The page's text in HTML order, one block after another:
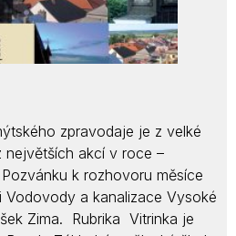
zpravodaje je z velké
akcí v roce –
k rozhovoru měsíce
Vodovody a kanalizace Vysoké
Zima. Rubrika Vitrinka je